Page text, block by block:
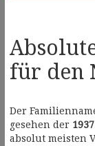
für den
Der
gesehen der
absolut meisten